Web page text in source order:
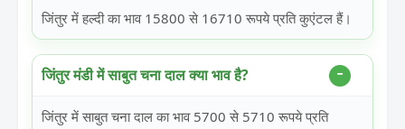
जिंतुर में हल्दी का भाव 15800 से 16710 रूपये प्रति कुएंटल हैं।
जिंतुर मंडी में साबुत चना दाल क्या भाव है?
जिंतुर में साबुत चना दाल का भाव 5700 से 5710 रूपये प्रति